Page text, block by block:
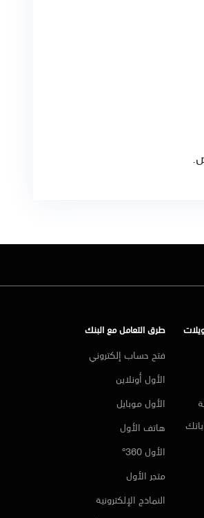
طرق التعامل مع البنك
فتح حساب إلكتروني
الأول أونلاين
الأول موبايل
هاتف الأول
الأول 360°
متجر الأول
النماذج الإلكترونية